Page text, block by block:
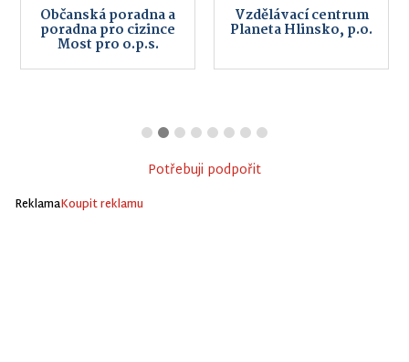
Občanská poradna a
poradna pro cizince
Most pro o.p.s.
Vzdělávací centrum
Planeta Hlinsko, p.o.
Potřebuji podpořit
ReklamaKoupit reklamu